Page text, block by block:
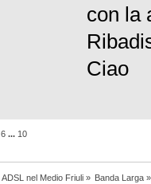
con la
Ciao
6 ... 10
ADSL nel Medio Friuli» Banda Larga»